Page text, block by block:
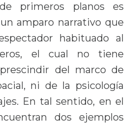
primeros planos es
amparo narrativo que
habituado al
el cual no tiene
del marco de
ni de la psicología
En tal sentido, en el
dos ejemplos